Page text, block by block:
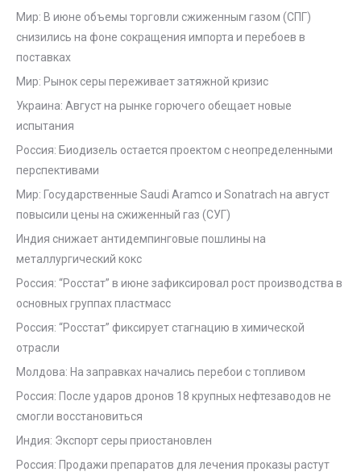
Мир: В июне объемы торговли сжиженным газом (СПГ)
снизились на фоне сокращения импорта и перебоев в
поставках
Мир: Рынок серы переживает затяжной кризис
Украина: Август на рынке горючего обещает новые
испытания
Россия: Биодизель остается проектом с неопределенными
перспективами
Мир: Государственные Saudi Aramco и Sonatrach на август
повысили цены на сжиженный газ (СУГ)
Индия снижает антидемпинговые пошлины на
металлургический кокс
Россия: “Росстат” в июне зафиксировал рост производства в
основных группах пластмасс
Россия: “Росстат” фиксирует стагнацию в химической
отрасли
Молдова: На заправках начались перебои с топливом
Россия: После ударов дронов 18 крупных нефтезаводов не
смогли восстановиться
Индия: Экспорт серы приостановлен
Россия: Продажи препаратов для лечения проказы растут